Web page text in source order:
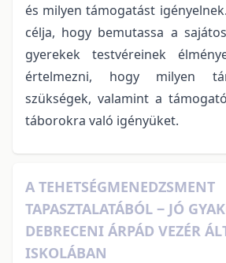
és milyen támogatást
célja, hogy bemutassa a
gyerekek testvéreinek
értelmezni, hogy milyen
szükségek, valamint a
táborokra való igényüket.
A TEHETSÉGMENEDZSMENT
TAPASZTALATÁBÓL ‒ JÓ
DEBRECENI ÁRPÁD VEZÉR
ISKOLÁBAN